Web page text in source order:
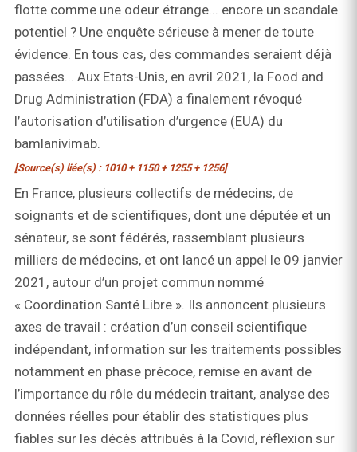
flotte comme une odeur étrange... encore un scandale
potentiel ? Une enquête sérieuse à mener de toute
évidence. En tous cas, des commandes seraient déjà
passées... Aux Etats-Unis, en avril 2021, la Food and
Drug Administration (FDA) a finalement révoqué
l’autorisation d’utilisation d’urgence (EUA) du
bamlanivimab.
[Source(s) liée(s) : 1010 + 1150 + 1255 + 1256]
En France, plusieurs collectifs de médecins, de
soignants et de scientifiques, dont une députée et un
sénateur, se sont fédérés, rassemblant plusieurs
milliers de médecins, et ont lancé un appel le 09 janvier
2021, autour d’un projet commun nommé
« Coordination Santé Libre ». Ils annoncent plusieurs
axes de travail : création d’un conseil scientifique
indépendant, information sur les traitements possibles
notamment en phase précoce, remise en avant de
l’importance du rôle du médecin traitant, analyse des
données réelles pour établir des statistiques plus
fiables sur les décès attribués à la Covid, réflexion sur